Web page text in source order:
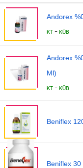
Andorex
KT - KÜB
Andorex
Ml)
KT - KÜB
Beniflex
Beniflex